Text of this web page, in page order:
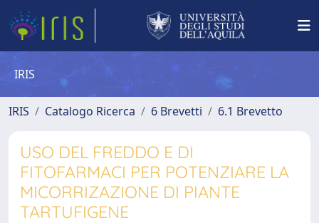
IRIS
IRIS Catalogo Ricerca 6 Brevetti 6.1 Brevetto
USO DEL FREDDO E DI
FITOFARMACI PER POTENZIARE LA
MICORRIZAZIONE DI PIANTE
TARTUFIGENE